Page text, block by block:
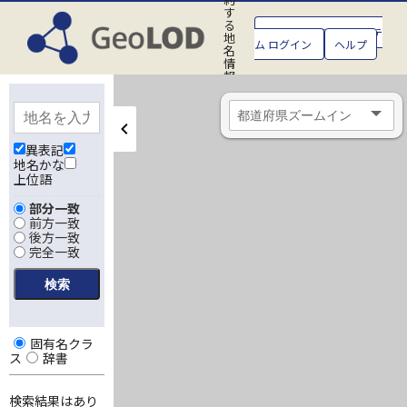
す
る
地
名
情
報
処
理
ス
テ
GeoLOD地名管理システ
ム ログイン ヘルプ
異表記
地名かな
上位語
部分一致
前方一致
後方一致
完全一致
固有名クラ
ス
辞書
検索結果はあり